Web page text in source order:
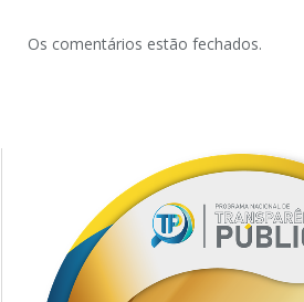
Os comentários estão fechados.